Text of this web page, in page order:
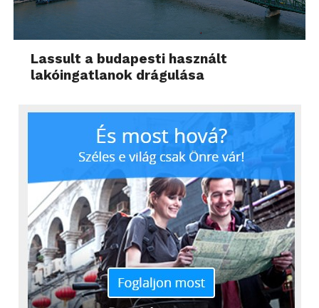
Lassult a budapesti használt
lakóingatlanok drágulása